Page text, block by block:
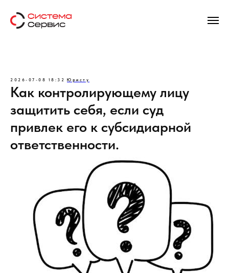
2026-07-08 18:32 Юристу
Как контролирующему лицу
защитить себя, если суд
привлек его к субсидиарной
ответственности.